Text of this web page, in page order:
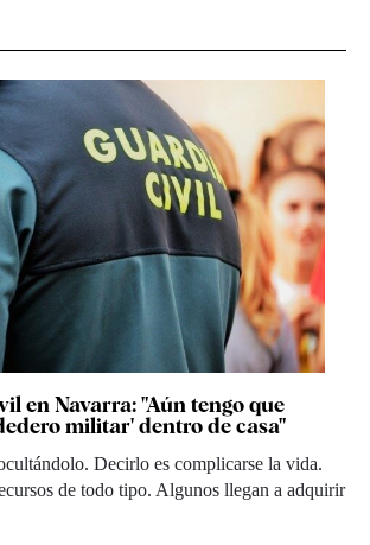
en Navarra: "Aún tengo que
militar' dentro de casa"
Decirlo es complicarse la vida.
de todo tipo. Algunos llegan a adquirir